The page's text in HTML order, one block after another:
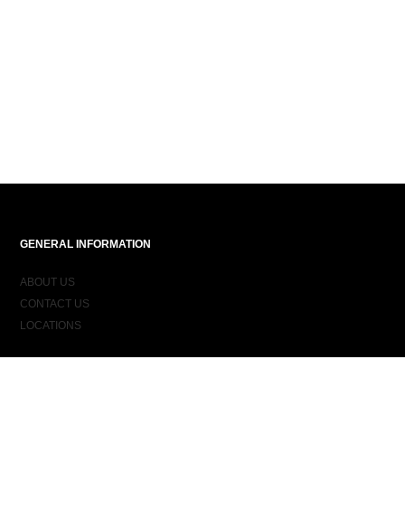
GENERAL INFORMATION
ABOUT US
CONTACT US
LOCATIONS